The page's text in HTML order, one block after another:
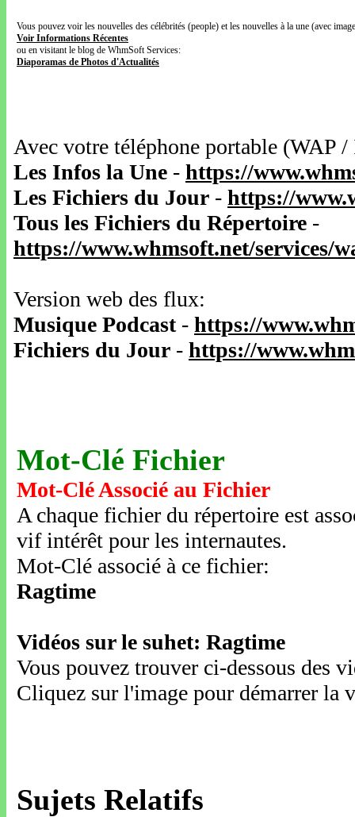
Vous pouvez voir les nouvelles des célébrités (people) et les nouvelles à la une (avec
Voir Informations Récentes
ou en visitant le blog de WhmSoft Services:
Diaporamas de Photos d'Actualités
Avec votre téléphone portable
Les Infos la Une - https://
Les Fichiers du Jour - https://
Tous les Fichiers du Répertoire -
https://www.whmsoft.net/services/
Version web des flux:
Musique Podcast- https://
Fichiers du Jour - https://
Mot-Clé Fichier
Mot-Clé Associé au Fichier
A chaque fichier du répertoire est
vif intérêt pour les internautes.
Mot-Clé associé à ce fichier:
Ragtime
Vidéos sur le suhet: Ragtime
Vous pouvez trouver ci-dessous des
Cliquez sur l'image pour démarrer la
Sujets Relatifs